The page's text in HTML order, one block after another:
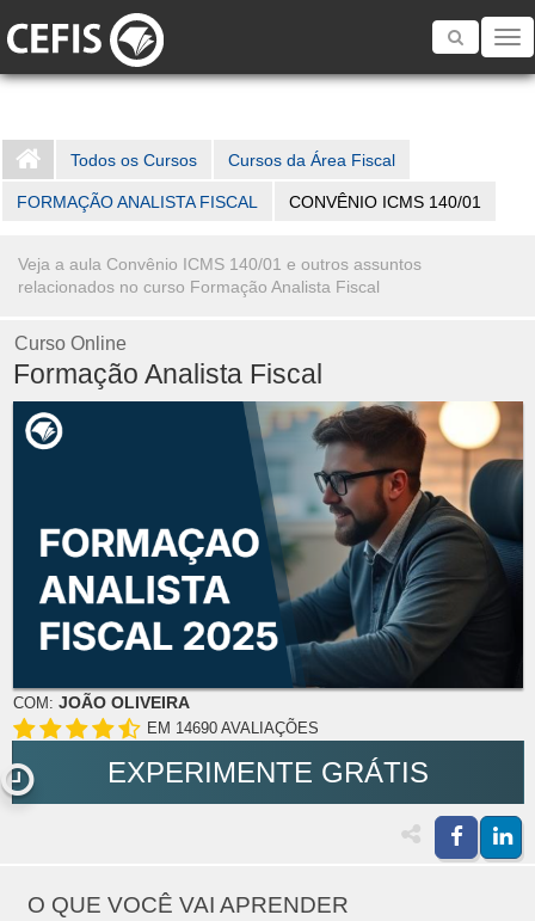
Toggle
Todos os Cursos Cursos da Área Fiscal
FORMAÇÃO ANALISTA FISCAL CONVÊNIO ICMS 140/01
Veja a aula Convênio ICMS 140/01 e outros assuntos
relacionados no curso Formação Analista Fiscal
Curso Online
Formação Analista Fiscal
COM: JOÃO OLIVEIRA
EM 14690 AVALIAÇÕES
EXPERIMENTE GRÁTIS
O QUE VOCÊ VAI APRENDER